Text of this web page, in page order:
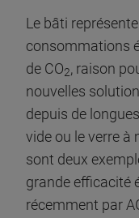
Le bâti
consommations
de CO2, raison
nouvelles
depuis de
vide ou le verre
sont deux
grande efficacité
récemment par